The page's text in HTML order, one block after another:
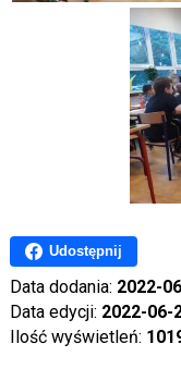
Udostępnij
Data dodania: 2022-
Data edycji: 2022-06-
Ilość wyświetleń: